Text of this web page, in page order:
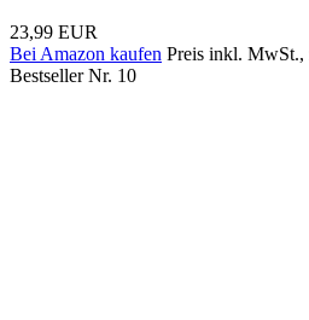
23,99 EUR
Bei Amazon kaufen Preis inkl. MwSt.,
Bestseller Nr. 10